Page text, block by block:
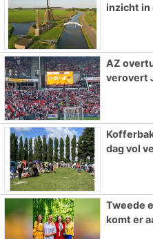
inzicht in
AZ
verovert
dag vol
Tweede
komt er